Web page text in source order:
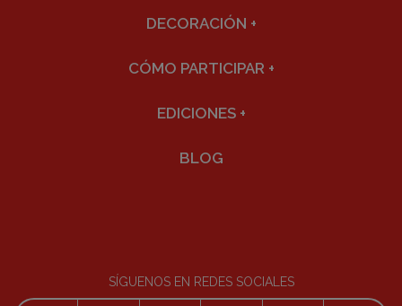
DECORACIÓN +
CÓMO PARTICIPAR +
EDICIONES +
BLOG
SÍGUENOS EN REDES SOCIALES